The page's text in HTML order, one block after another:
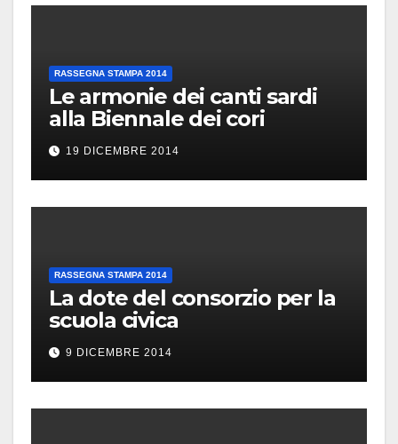
RASSEGNA STAMPA 2014
Le armonie dei canti sardi
alla Biennale dei cori
19 DICEMBRE 2014
RASSEGNA STAMPA 2014
La dote del consorzio per la
scuola civica
9 DICEMBRE 2014